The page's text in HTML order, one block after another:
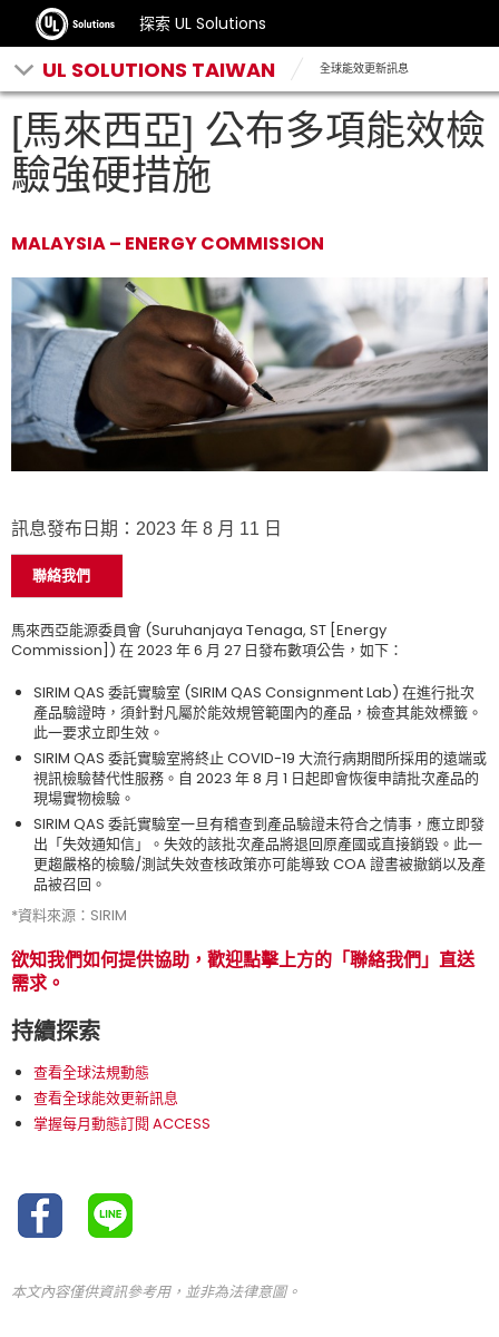
探索 UL Solutions
UL SOLUTIONS TAIWAN 全球能效更新訊息
[馬來西亞] 公布多項能效檢
驗強硬措施
MALAYSIA – ENERGY COMMISSION
訊息發布日期：2023 年 8 月 11 日
聯絡我們
馬來西亞能源委員會 (Suruhanjaya Tenaga, ST [Energy
Commission]) 在 2023 年 6 月 27 日發布數項公告，如下：
SIRIM QAS 委託實驗室 (SIRIM QAS Consignment Lab) 在進行批次
產品驗證時，須針對凡屬於能效規管範圍內的產品，檢查其能效標籤。
此一要求立即生效。
SIRIM QAS 委託實驗室將終止 COVID-19 大流行病期間所採用的遠端或
視訊檢驗替代性服務。自 2023 年 8 月 1 日起即會恢復申請批次產品的
現場實物檢驗。
SIRIM QAS 委託實驗室一旦有稽查到產品驗證未符合之情事，應立即發
出「失效通知信」。失效的該批次產品將退回原產國或直接銷毀。此一
更趨嚴格的檢驗/測試失效查核政策亦可能導致 COA 證書被撤銷以及產
品被召回。
*資料來源：SIRIM
欲知我們如何提供協助，歡迎點擊上方的「聯絡我們」直送
需求。
持續探索
查看全球法規動態
查看全球能效更新訊息
掌握每月動態訂閱 ACCESS
本文內容僅供資訊參考用，並非為法律意圖。